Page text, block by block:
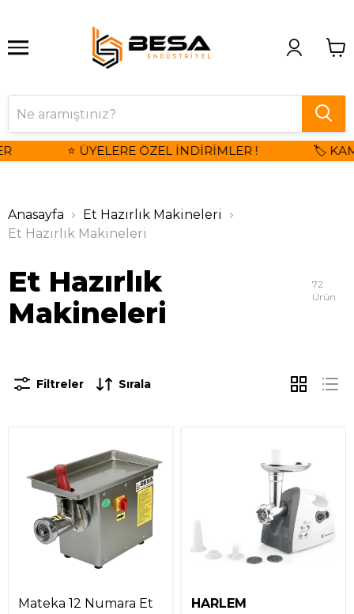
⭐ ÜYELERE ÖZEL İNDİRİMLER ! 🏷️
Anasayfa
Et Hazırlık Makineleri
Et Hazırlık Makineleri
Et Hazırlık
Makineleri
72
Ürün
Filtreler Sırala
Mateka 12 Numara Et
HARLEM